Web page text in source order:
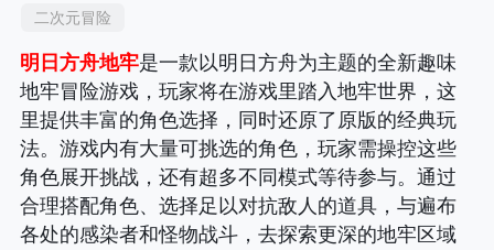
二次元冒险
明日方舟地牢是一款以明日方舟为主题的全新趣味
地牢冒险游戏，玩家将在游戏里踏入地牢世界，这
里提供丰富的角色选择，同时还原了原版的经典玩
法。游戏内有大量可挑选的角色，玩家需操控这些
角色展开挑战，还有超多不同模式等待参与。通过
合理搭配角色、选择足以对抗敌人的道具，与遍布
各处的感染者和怪物战斗，去探索更深的地牢区域